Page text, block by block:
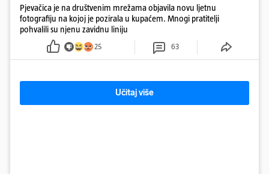
Pjevačica je na društvenim mrežama objavila novu ljetnu
fotografiju na kojoj je pozirala u kupaćem. Mnogi pratitelji
pohvalili su njenu zavidnu liniju
25 63
Učitaj više